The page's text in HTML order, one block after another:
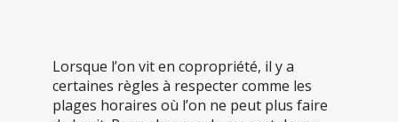
Lorsque l’on vit en copropriété, il y a
certaines règles à respecter comme les
plages horaires où l’on ne peut plus faire